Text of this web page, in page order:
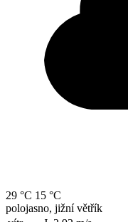
29 °C 15 °C
polojasno, jižní větřík